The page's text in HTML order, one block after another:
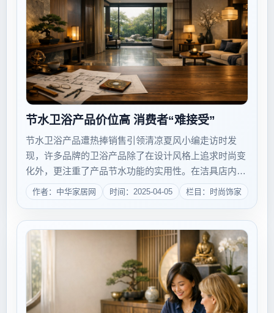
节水卫浴产品价位高 消费者“难接受”
节水卫浴产品遭热捧销售引领清凉夏风小编走访时发
现，许多品牌的卫浴产品除了在设计风格上追求时尚变
化外，更注重了产品节水功能的实用性。在洁具店内一
位正在选购水龙头的夏女士说，水龙头属耐用消费品，
多花点钱无所谓，关键是水龙头质量要好。夏天用水量
作者：中华家居网 时间：2025-04-05 栏目：时尚饰家